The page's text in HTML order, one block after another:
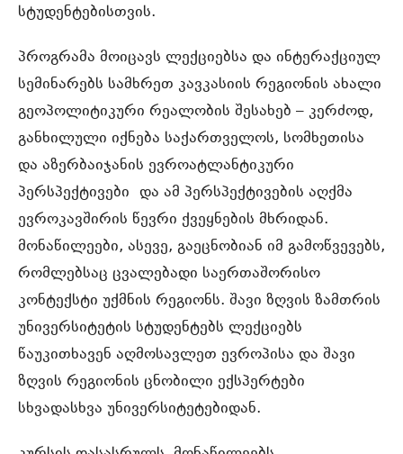
სტუდენტებისთვის.
პროგრამა მოიცავს ლექციებსა და ინტერაქციულ
სემინარებს სამხრეთ კავკასიის რეგიონის ახალი
გეოპოლიტიკური რეალობის შესახებ – კერძოდ,
განხილული იქნება საქართველოს, სომხეთისა
და აზერბაიჯანის ევროატლანტიკური
პერსპექტივები და ამ პერსპექტივების აღქმა
ევროკავშირის წევრი ქვეყნების მხრიდან.
მონაწილეები, ასევე, გაეცნობიან იმ გამოწვევებს,
რომლებსაც ცვალებადი საერთაშორისო
კონტექსტი უქმნის რეგიონს. შავი ზღვის ზამთრის
უნივერსიტეტის სტუდენტებს ლექციებს
წაუკითხავენ აღმოსავლეთ ევროპისა და შავი
ზღვის რეგიონის ცნობილი ექსპერტები
სხვადასხვა უნივერსიტეტებიდან.